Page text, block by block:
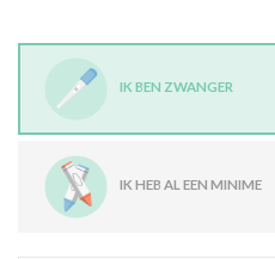
IK BEN ZWANGER
IK HEB AL EEN MINIME